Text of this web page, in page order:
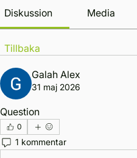
Diskussion Media
Tillbaka
Galah Alex
31 maj 2026
Question
0
1 kommentar